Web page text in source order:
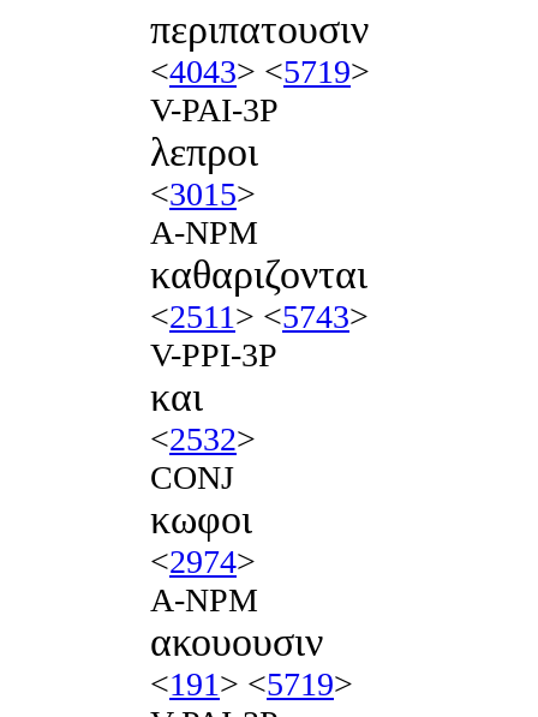
περιπατουσιν
<4043> <5719>
V-PAI-3P
λεπροι
<3015>
A-NPM
καθαριζονται
<2511> <5743>
V-PPI-3P
και
<2532>
CONJ
κωφοι
<2974>
A-NPM
ακουουσιν
<191> <5719>